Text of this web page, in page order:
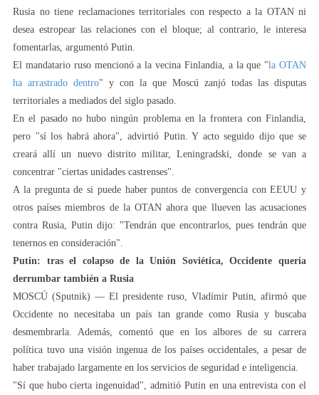
Rusia no tiene reclamaciones territoriales con respecto a la OTAN ni
desea estropear las relaciones con el bloque; al contrario, le interesa
fomentarlas, argumentó Putin.
El mandatario ruso mencionó a la vecina Finlandia, a la que "la OTAN
ha arrastrado dentro" y con la que Moscú zanjó todas las disputas
territoriales a mediados del siglo pasado.
En el pasado no hubo ningún problema en la frontera con Finlandia,
pero "sí los habrá ahora", advirtió Putin. Y acto seguido dijo que se
creará allí un nuevo distrito militar, Leningradski, donde se van a
concentrar "ciertas unidades castrenses".
A la pregunta de si puede haber puntos de convergencia con EEUU y
otros países miembros de la OTAN ahora que llueven las acusaciones
contra Rusia, Putin dijo: "Tendrán que encontrarlos, pues tendrán que
tenernos en consideración".
Putin: tras el colapso de la Unión Soviética, Occidente quería
derrumbar también a Rusia
MOSCÚ (Sputnik) — El presidente ruso, Vladímir Putin, afirmó que
Occidente no necesitaba un país tan grande como Rusia y buscaba
desmembrarla. Además, comentó que en los albores de su carrera
política tuvo una visión ingenua de los países occidentales, a pesar de
haber trabajado largamente en los servicios de seguridad e inteligencia.
"Sí que hubo cierta ingenuidad", admitió Putin en una entrevista con el